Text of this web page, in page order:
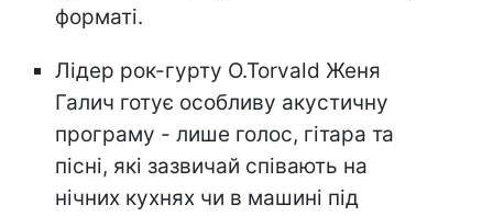
форматі.
Лідер рок-гурту O.Torvald Женя
Галич готує особливу акустичну
програму - лише голос, гітара та
пісні, які зазвичай співають на
нічних кухнях чи в машині під